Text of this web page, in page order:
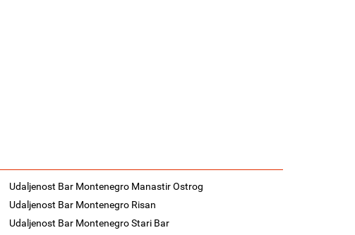
Udaljenost Bar Montenegro Manastir Ostrog
Udaljenost Bar Montenegro Risan
Udaljenost Bar Montenegro Stari Bar